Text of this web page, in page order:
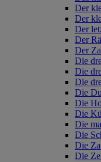
Der
Der
Der
Der
Der
Die
Die
Die
Die
Die
Die
Die
Die
Die
Die